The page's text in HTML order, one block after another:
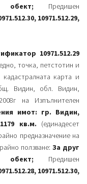
обект; Предишен
10971.512.29,
10971.512.29
точка, петстотин и
карта и
Видин, обл. Видин,
на Изпълнителен
имот: гр. Видин,
кв.м. (единадесет
предназначение на
ползване: За друг
обект; Предишен
10971.512.30,